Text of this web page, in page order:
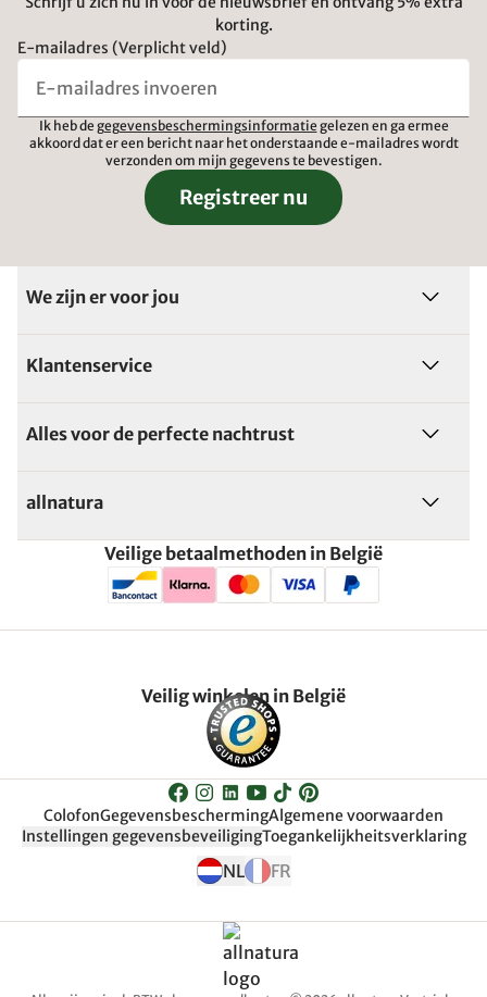
korting.
E-mailadres (Verplicht veld)
Ik heb de gegevensbeschermingsinformatie gelezen en ga ermee
akkoord dat er een bericht naar het onderstaande e-mailadres wordt
verzonden om mijn gegevens te bevestigen.
Registreer nu
We zijn er voor jou
Klantenservice
Alles voor de perfecte nachtrust
allnatura
Veilige betaalmethoden in België
Veilig winkelen in België
ColofonGegevensbeschermingAlgemene voorwaarden
Instellingen gegevensbeveiligingToegankelijkheitsverklaring
NL FR